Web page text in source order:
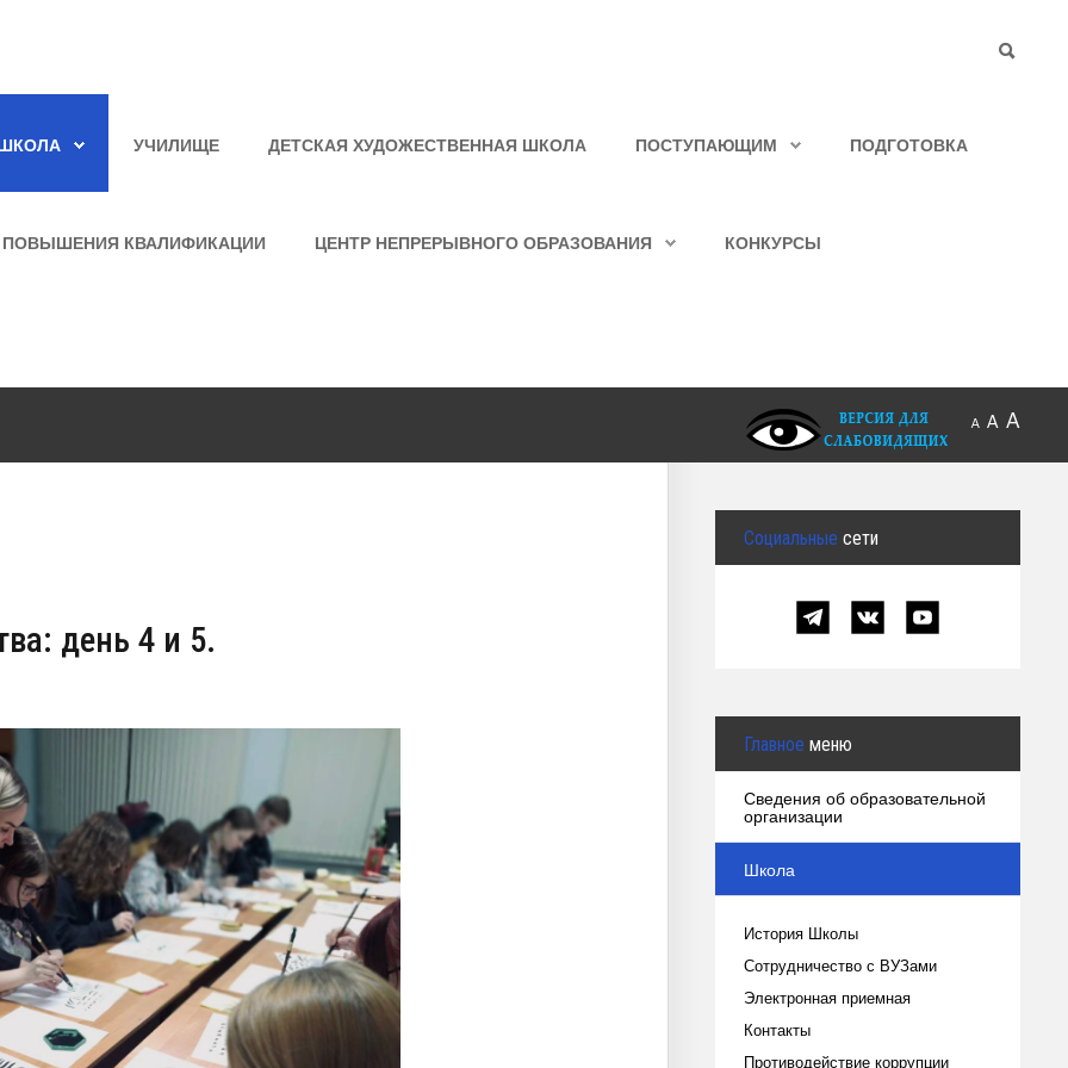
УЧИЛИЩЕ ДЕТСКАЯ ХУДОЖЕСТВЕННАЯ ШКОЛА ПОСТУПАЮЩИМ ПОДГОТОВКА
КВАЛИФИКАЦИИ ЦЕНТР НЕПРЕРЫВНОГО ОБРАЗОВАНИЯ КОНКУРСЫ
A A A
день 4 и 5.
Социальные сети
Главное меню
Сведения об образовательной
организации
Школа
История Школы
Сотрудничество с ВУЗами
Электронная приемная
Контакты
Противодействие коррупции